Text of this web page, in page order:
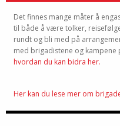
Det finnes mange måter å
til både å være tolker,
rundt og bli med på
med brigadistene og kampene
hvordan du kan bidra her.
Her kan du lese mer om